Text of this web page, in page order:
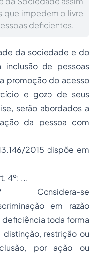
que impedem o livre
deficientes.
da sociedade e do
de pessoas
promoção do acesso
e gozo de seus
serão abordados a
da pessoa com
2015 dispõe em
4º: ...
Considera-se
em razão
deficiência toda forma
distinção, restrição ou
por ação ou